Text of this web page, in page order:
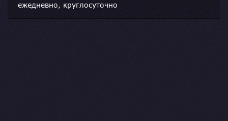
ежедневно, круглосуточно